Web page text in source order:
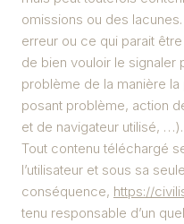
omissions ou des
erreur ou ce qui parait
de bien vouloir le signaler
problème de la manière
posant problème, action
et de navigateur utilisé, …).
Tout contenu téléchargé
l’utilisateur et sous sa
conséquence, https://
tenu responsable d’un